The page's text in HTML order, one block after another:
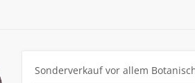
Sonderverkauf vor allem